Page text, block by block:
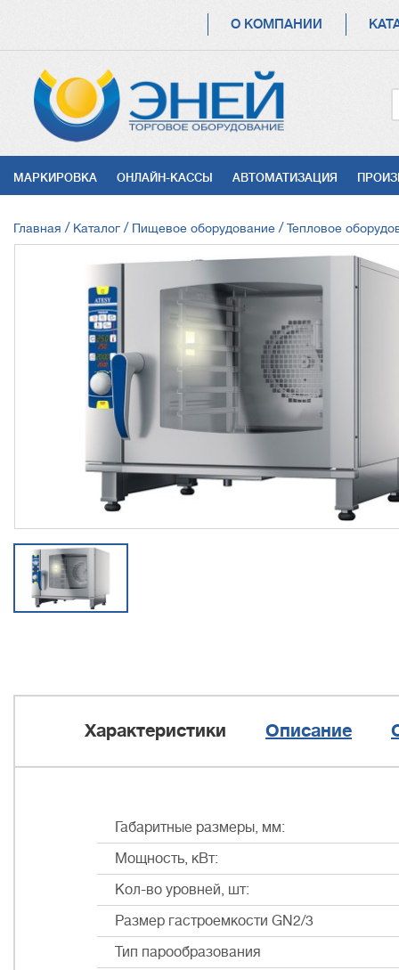
НАВИГАЦИЯ
О КОМПАНИИ
УСЛУГИ
МАРКИРОВКА ОНЛАЙН-КАССЫ АВТОМАТИЗАЦИЯ
СТРОКА
НАВИГАЦИИ
Главная Каталог Пищевое оборудование Тепловое
Характеристики Описание
Габаритные размеры, мм:
Мощность, кВт:
Кол-во уровней, шт:
Размер гастроемкости GN2/3
Тип парообразования